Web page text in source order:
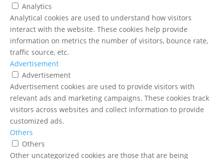
Analytics
Analytical cookies are used to understand how visitors
interact with the website. These cookies help provide
information on metrics the number of visitors, bounce rate,
traffic source, etc.
Advertisement
Advertisement
Advertisement cookies are used to provide visitors with
relevant ads and marketing campaigns. These cookies track
visitors across websites and collect information to provide
customized ads.
Others
Others
Other uncategorized cookies are those that are being